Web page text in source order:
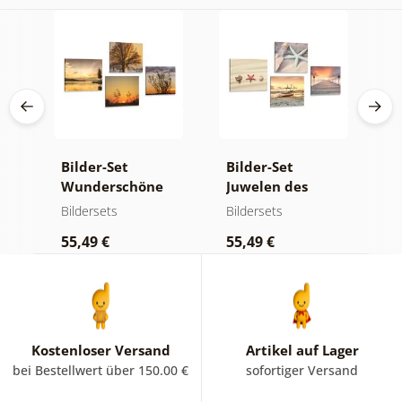
Bilder-Set
Wunderschöne
Natur
Bildersets
55,49 €
Bilder-Set
Juwelen des
Meeres und des
Bildersets
55,49 €
Kostenloser Versand
bei Bestellwert über 150.00 €
Artikel auf Lager
sofortiger Versand